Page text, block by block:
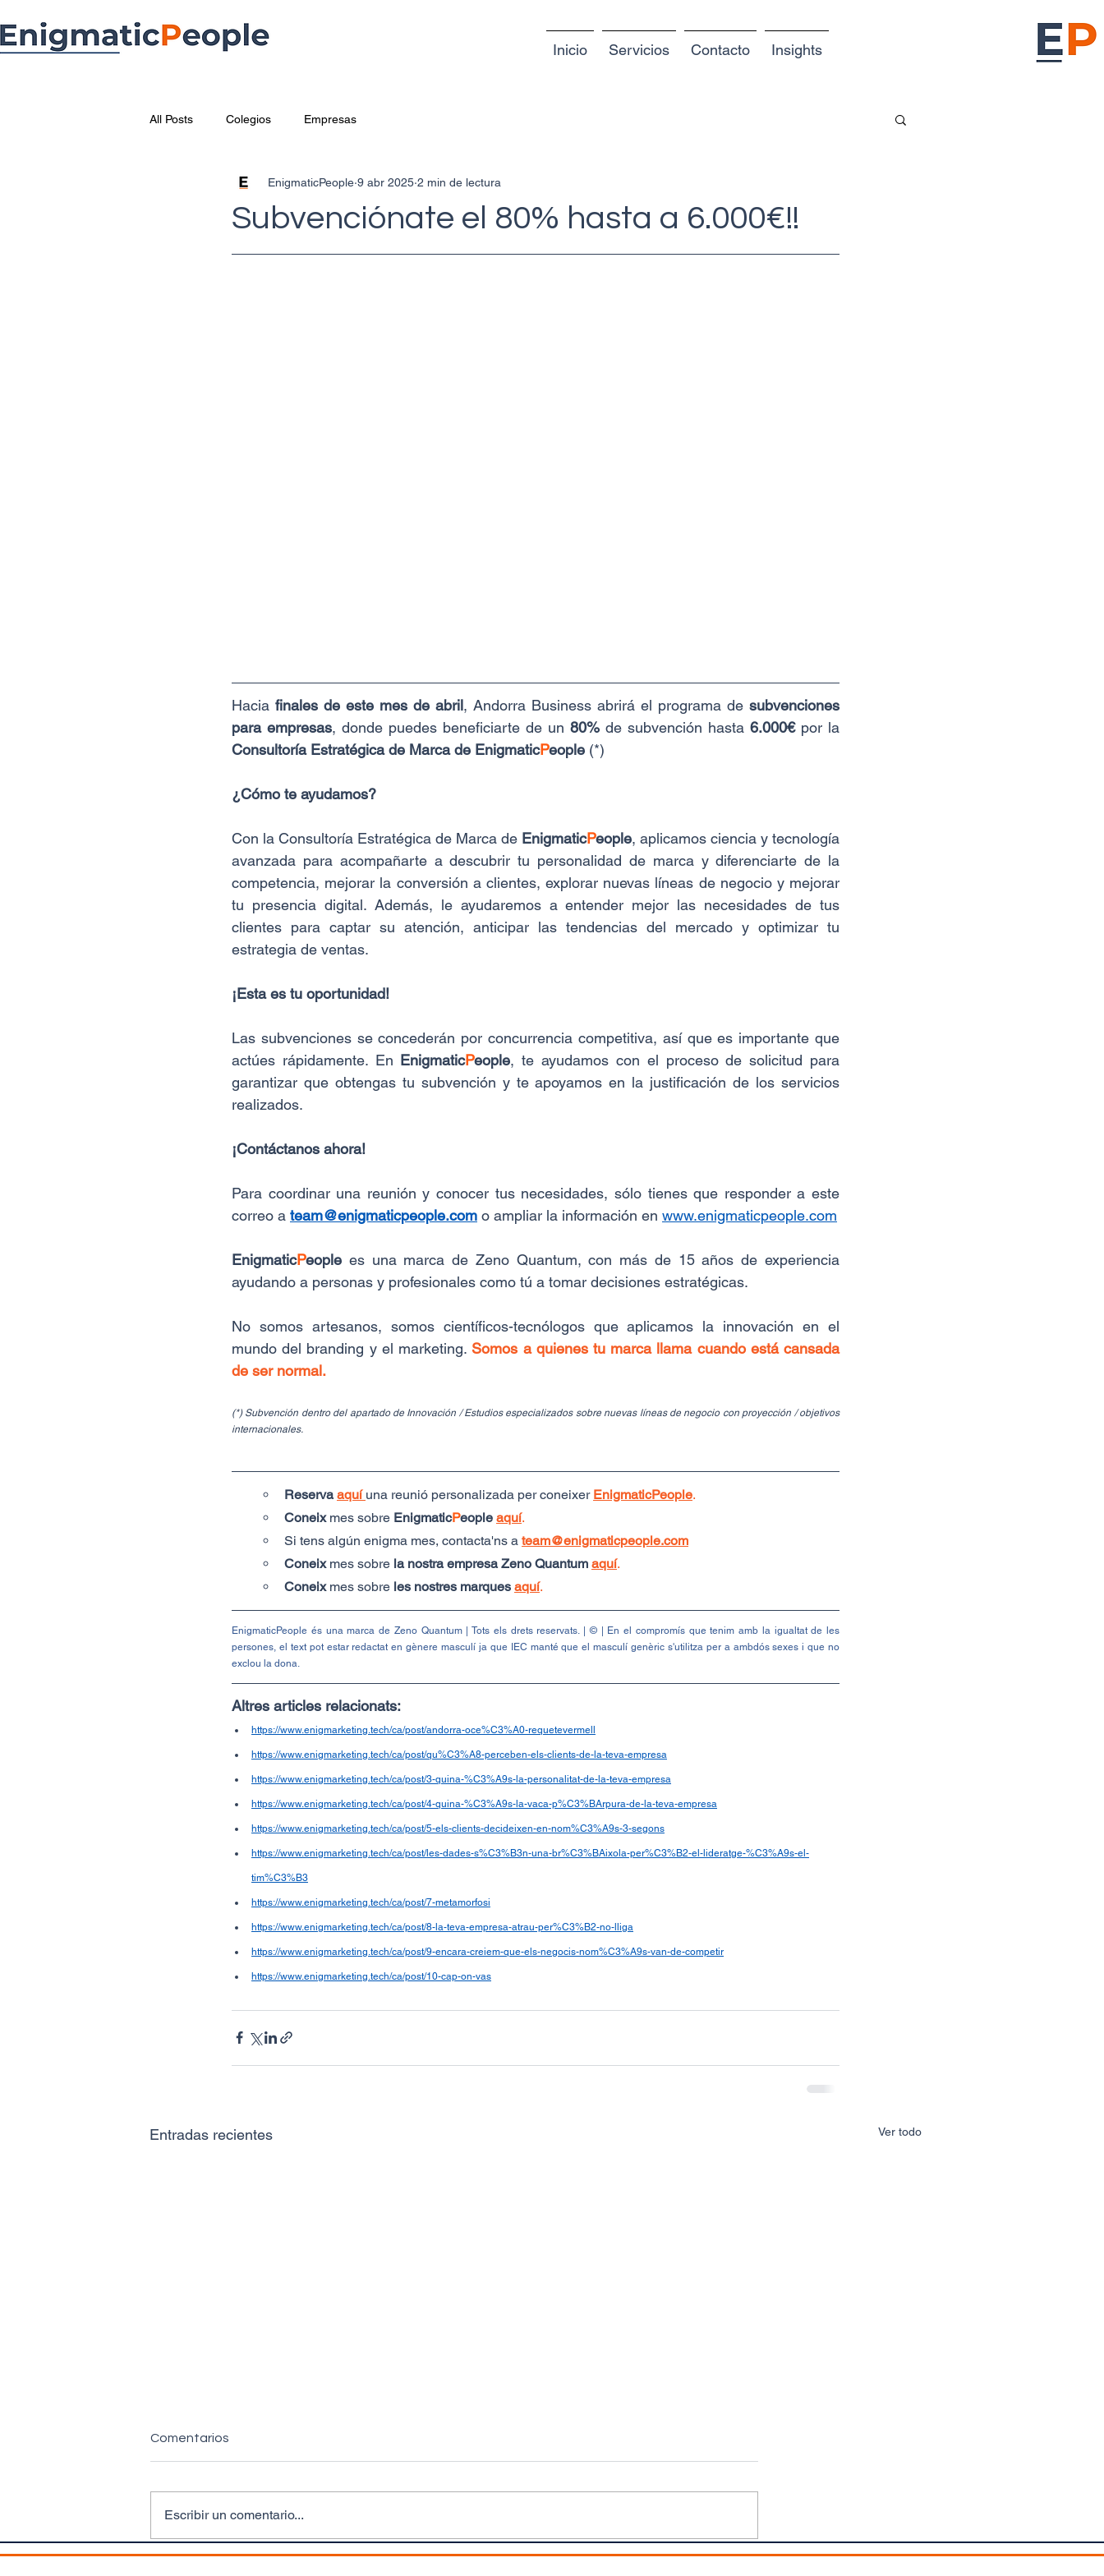
Inicio Servicios Contacto Insights
All Posts Colegios Empresas
Subvenciónate el 80% hasta a 6.000€!!
EnigmaticPeople 9 abr 2025 2 min de lectura
Hacia finales de este mes de abril, Andorra Business abrirá el programa de subvenciones
para empresas, donde puedes beneficiarte de un 80% de subvención hasta 6.000€
Consultoría Estratégica de Marca de EnigmaticPeople (*)
¿Cómo te ayudamos?
Con la Consultoría Estratégica de Marca de EnigmaticPeople, aplicamos ciencia y tecnología
avanzada para acompañarte a descubrir tu personalidad de marca y diferenciarte de la
competencia, mejorar la conversión a clientes, explorar nuevas líneas de negocio y mejorar
tu presencia digital. Además, le ayudaremos a entender mejor las necesidades de tus
clientes para captar su atención, anticipar las tendencias del mercado y optimizar tu
estrategia de ventas.
¡Esta es tu oportunidad!
Las subvenciones se concederán por concurrencia competitiva, así que es importante que
actúes rápidamente. En EnigmaticPeople, te ayudamos con el proceso de solicitud para
garantizar que obtengas tu subvención y te apoyamos en la justificación de los servicios
realizados.
¡Contáctanos ahora!
Para coordinar una reunión y conocer tus necesidades, sólo tienes que responder a este
correo a team@enigmaticpeople.com o ampliar la información en www.enigmaticpeople.com
EnigmaticPeople es una marca de Zeno Quantum, con más de 15 años de experiencia
ayudando a personas y profesionales como tú a tomar decisiones estratégicas.
No somos artesanos, somos científicos-tecnólogos que aplicamos la innovación en el
mundo del branding y el marketing. Somos a quienes tu marca llama cuando está cansada
de ser normal.
(*) Subvención dentro del apartado de Innovación / Estudios especializados sobre nuevas líneas de negocio con proyección / objetivos
internacionales.
Reserva aquí una reunió personalizada per coneixer EnigmaticPeople.
Coneix mes sobre EnigmaticPeople aquí.
Si tens algún enigma mes, contacta'ns a team@enigmaticpeople.com
Coneix mes sobre la nostra empresa Zeno Quantum aquí.
Coneix mes sobre les nostres marques aquí.
EnigmaticPeople és una marca de Zeno Quantum | Tots els drets reservats. | © | En el compromís que tenim amb la igualtat de les
persones, el text pot estar redactat en gènere masculí ja que IEC manté que el masculí genèric s'utilitza per a ambdós sexes i que no
exclou la dona.
Altres articles relacionats:
https://www.enigmarketing.tech/ca/post/andorra-oce%C3%A0-requetevermell
https://www.enigmarketing.tech/ca/post/qu%C3%A8-perceben-els-clients-de-la-teva-empresa
https://www.enigmarketing.tech/ca/post/3-quina-%C3%A9s-la-personalitat-de-la-teva-empresa
https://www.enigmarketing.tech/ca/post/4-quina-%C3%A9s-la-vaca-p%C3%BArpura-de-la-teva-empresa
https://www.enigmarketing.tech/ca/post/5-els-clients-decideixen-en-nom%C3%A9s-3-segons
https://www.enigmarketing.tech/ca/post/les-dades-s%C3%B3n-una-br%C3%BAixola-per%C3%B2-el-lideratge-%C3%A9s-el-
tim%C3%B3
https://www.enigmarketing.tech/ca/post/7-metamorfosi
https://www.enigmarketing.tech/ca/post/8-la-teva-empresa-atrau-per%C3%B2-no-lliga
https://www.enigmarketing.tech/ca/post/9-encara-creiem-que-els-negocis-nom%C3%A9s-van-de-competir
https://www.enigmarketing.tech/ca/post/10-cap-on-vas
Entradas recientes Ver todo
¿De eficientes a imbeciles?
Comentarios
Escribir un comentario...